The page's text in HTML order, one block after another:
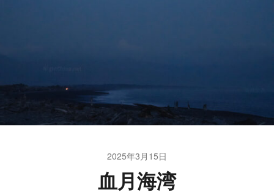
2025年3月15日
血月海湾